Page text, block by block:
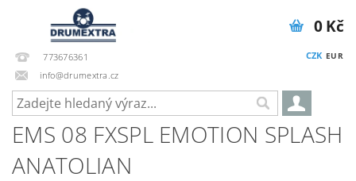
773676361
info@drumextra.cz
CZK EUR
0 Kč
EMS 08 FXSPL EMOTION SPLASH
ANATOLIAN